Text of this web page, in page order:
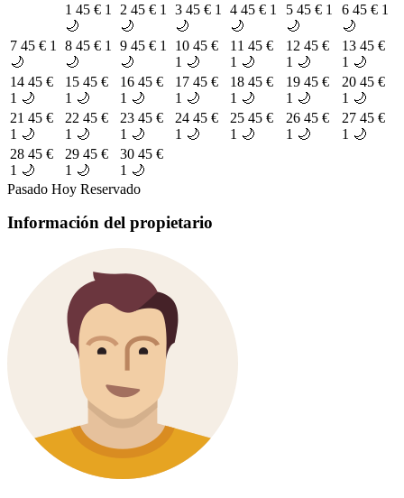
1 45 € 1
🌙
2 45 € 1
🌙
3 45 € 1
🌙
4 45 € 1
🌙
5 45 € 1
🌙
6 45 € 1
🌙
7 45 € 1
🌙
8 45 € 1
🌙
9 45 € 1
🌙
10 45 €
1 🌙
11 45 €
1 🌙
12 45 €
1 🌙
13 45 €
1 🌙
14 45 €
1 🌙
15 45 €
1 🌙
16 45 €
1 🌙
17 45 €
1 🌙
18 45 €
1 🌙
19 45 €
1 🌙
20 45 €
1 🌙
21 45 €
1 🌙
22 45 €
1 🌙
23 45 €
1 🌙
24 45 €
1 🌙
25 45 €
1 🌙
26 45 €
1 🌙
27 45 €
1 🌙
28 45 €
1 🌙
29 45 €
1 🌙
30 45 €
1 🌙
Pasado Hoy Reservado
Información del propietario